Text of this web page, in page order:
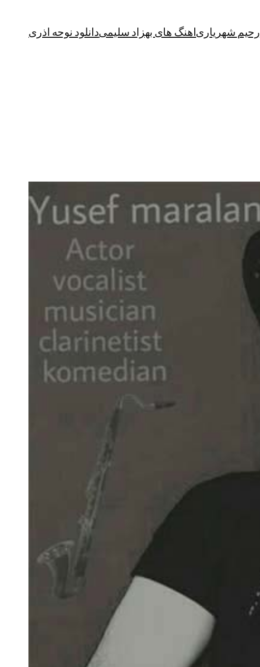
رحیم شهریاریاهنگ های بهزاد سلیمیدانلود نوحه اذری